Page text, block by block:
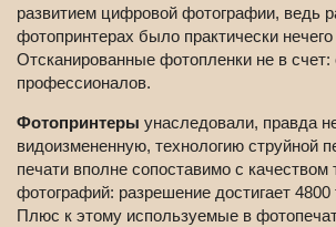
развитием цифровой фотографии, ведь
фотопринтерах было практически нечего
Отсканированные фотопленки не в
профессионалов.
Фотопринтеры унаследовали, правда
видоизмененную, технологию струйной
печати вполне сопоставимо с
фотографий: разрешение достигает
Плюс к этому используемые в